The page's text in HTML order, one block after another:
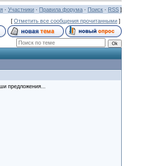
· Участники· Правила форума· Поиск· RSS]
[ Отметить все сообщения прочитанными]
предложения...